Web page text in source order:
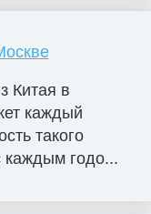
Китая в
каждый
такого
каждым годо...